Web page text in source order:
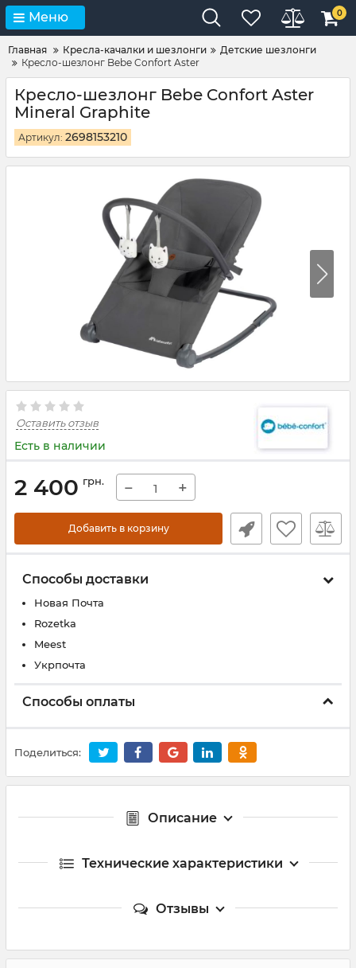
Меню 0
Главная Кресла-качалки и шезлонги
Детские шезлонги
Кресло-шезлонг Bebe Confort Aster
Кресло-шезлонг Bebe Confort Aster
Mineral Graphite
Артикул: 2698153210
Оставить отзыв
Есть в наличии
2 400 грн. − +
Добавить в корзину
Способы доставки
Новая Почта
Rozetka
Meest
Укрпочта
Способы оплаты
Поделиться:
Описание
Технические характеристики
Отзывы